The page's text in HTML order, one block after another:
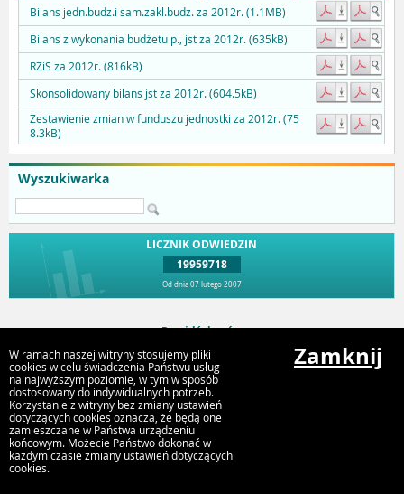
Wyszukiwarka
LICZNIK ODWIEDZIN
19959718
Od dnia 07 lutego 2007
Bilans jedn.budz.i sam.zakl.budz. za 2012r. (1.1MB)
Bilans z wykonania budżetu p., jst za 2012r. (635kB)
RZiS za 2012r. (816kB)
Skonsolidowany bilans jst za 2012r. (604.5kB)
Zestawienie zmian w funduszu jednostki za 2012r. (75
8.3kB)
Przejdź do góry
Urząd Miejski Strumień
ul. Rynek 4, 43-246 Strumień
W ramach naszej witryny stosujemy pliki
cookies w celu świadczenia Państwu usług
na najwyższym poziomie, w tym w sposób
dostosowany do indywidualnych potrzeb.
Korzystanie z witryny bez zmiany ustawień
dotyczących cookies oznacza, że będą one
zamieszczane w Państwa urządzeniu
końcowym. Możecie Państwo dokonać w
każdym czasie zmiany ustawień dotyczących
cookies.
Zamknij